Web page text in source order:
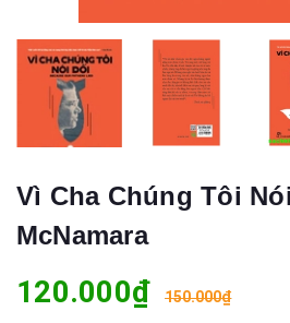
Vì Cha Chúng Tôi
McNamara
120.000₫ 150.000₫